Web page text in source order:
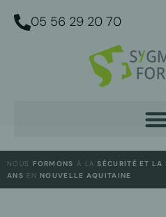
05 56 29 20 70
NOUS FORMONS À LASÉCURITÉ ET LA
ANS ENNOUVELLE AQUITAINE